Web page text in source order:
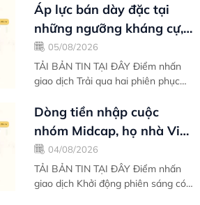
tiếp khi thị trường đánh mất xung
lực...
Áp lực bán dày đặc tại
những ngưỡng kháng cự,
VN-Index nghỉ chân sau
nỗ lực phục...
05/08/2026
TẢI BẢN TIN TẠI ĐÂY Điểm nhấn
giao dịch Trải qua hai phiên phục
tạm nghỉ chân khi áp lực chốt lời
có...
Dòng tiền nhập cuộc
nhóm Midcap, họ nhà Vin
gồng gánh biên độ tăng
điểm toàn thị...
04/08/2026
TẢI BẢN TIN TẠI ĐÂY Điểm nhấn
giao dịch Khởi động phiên sáng có